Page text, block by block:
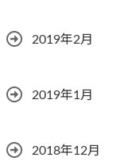
2019年2月
2019年1月
2018年12月